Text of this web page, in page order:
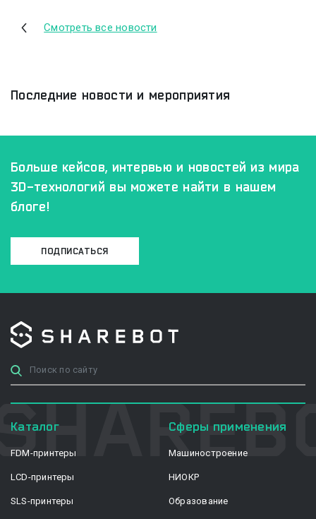
Смотреть все новости
Последние новости и мероприятия
Больше кейсов, интервью и новостей из мира
3D-технологий вы можете найти в нашем
блоге!
ПОДПИСАТЬСЯ
Каталог
FDM-принтеры
LCD-принтеры
SLS-принтеры
Сферы применения
Машиностроение
НИОКР
Образование